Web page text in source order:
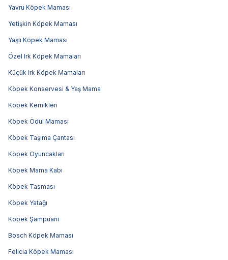
Yavru Köpek Maması
Yetişkin Köpek Maması
Yaşlı Köpek Maması
Özel Irk Köpek Mamaları
Küçük Irk Köpek Mamaları
Köpek Konservesi & Yaş Mama
Köpek Kemikleri
Köpek Ödül Maması
Köpek Taşıma Çantası
Köpek Oyuncakları
Köpek Mama Kabı
Köpek Tasması
Köpek Yatağı
Köpek Şampuanı
Bosch Köpek Maması
Felicia Köpek Maması